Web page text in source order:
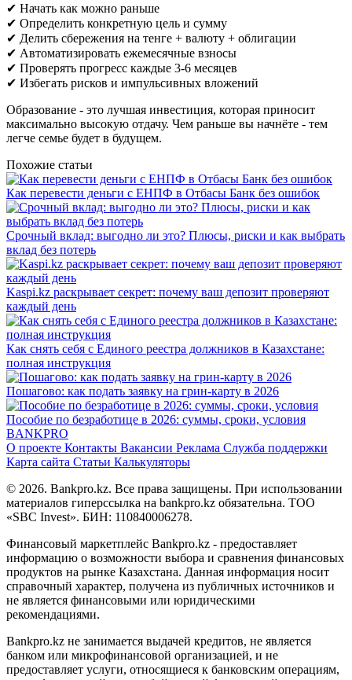
✔ Начать как можно раньше
✔ Определить конкретную цель и сумму
✔ Делить сбережения на тенге + валюту + облигации
✔ Автоматизировать ежемесячные взносы
✔ Проверять прогресс каждые 3-6 месяцев
✔ Избегать рисков и импульсивных вложений
Образование - это лучшая инвестиция, которая приносит
максимально высокую отдачу. Чем раньше вы начнёте - тем
легче семье будет в будущем.
Похожие статьи
Как перевести деньги с ЕНПФ в Отбасы Банк без ошибок
Срочный вклад: выгодно ли это? Плюсы, риски и как выбрать
вклад без потерь
Kaspi.kz раскрывает секрет: почему ваш депозит проверяют
каждый день
Как снять себя с Единого реестра должников в Казахстане:
полная инструкция
Пошагово: как подать заявку на грин-карту в 2026
Пособие по безработице в 2026: суммы, сроки, условия
BANKPRO
О проекте Контакты Вакансии Реклама Служба поддержки
Карта сайта Статьи Калькуляторы
© 2026. Bankpro.kz. Все права защищены. При использовании
материалов гиперссылка на bankpro.kz обязательна. ТОО
«SBC Invest». БИН: 110840006278.
Финансовый маркетплейс Bankpro.kz - предоставляет
информацию о возможности выбора и сравнения финансовых
продуктов на рынке Казахстана. Данная информация носит
справочный характер, получена из публичных источников и
не является финансовыми или юридическими
рекомендациями.
Bankpro.kz не занимается выдачей кредитов, не является
банком или микрофинансовой организацией, и не
предоставляет услуги, относящиеся к банковским операциям,